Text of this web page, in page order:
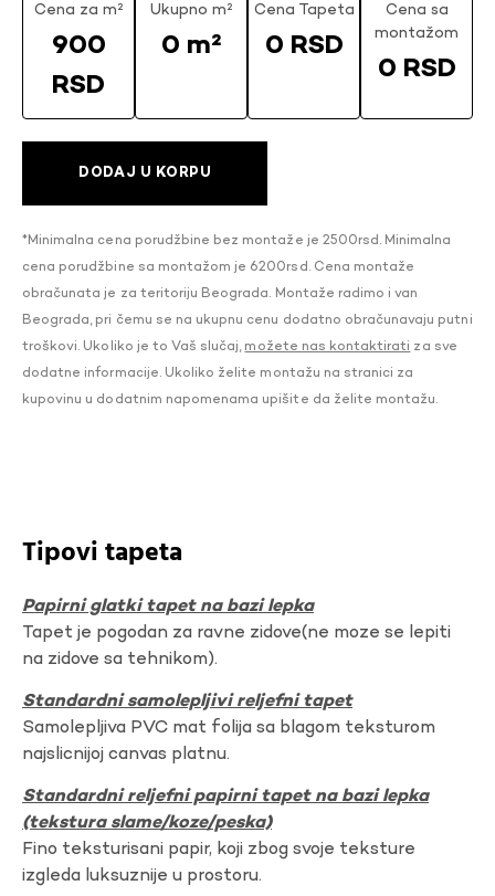
Cena za m²
900
RSD
Ukupno m²
0 m²
Cena Tapeta
0 RSD
Cena sa
montažom
0 RSD
DODAJ U KORPU
*Minimalna cena porudžbine bez montaže je 2500rsd. Minimalna
cena porudžbine sa montažom je 6200rsd. Cena montaže
obračunata je za teritoriju Beograda. Montaže radimo i van
Beograda, pri čemu se na ukupnu cenu dodatno obračunavaju putni
troškovi. Ukoliko je to Vaš slučaj, možete nas kontaktirati za sve
dodatne informacije. Ukoliko želite montažu na stranici za
kupovinu u dodatnim napomenama upišite da želite montažu.
Tipovi tapeta
Papirni glatki tapet na bazi lepka
Tapet je pogodan za ravne zidove(ne moze se lepiti
na zidove sa tehnikom).
Standardni samolepljivi reljefni tapet
Samolepljiva PVC mat folija sa blagom teksturom
najslicnijoj canvas platnu.
Standardni reljefni papirni tapet na bazi lepka
(tekstura slame/koze/peska)
Fino teksturisani papir, koji zbog svoje teksture
izgleda luksuznije u prostoru.